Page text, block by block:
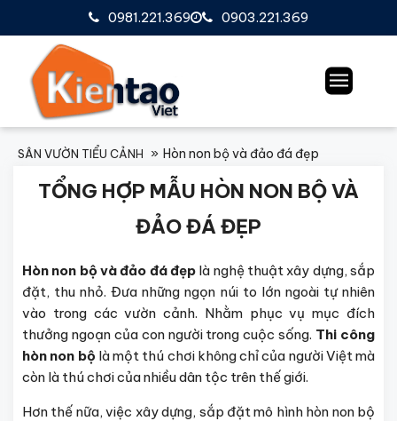
0903.221.369
0981.221.369
SÂN VƯỜN TIỂU CẢNH Hòn non bộ và đảo đá đẹp
TỔNG HỢP MẪU HÒN NON BỘ VÀ
ĐẢO ĐÁ ĐẸP
Hòn non bộ và đảo đá đẹp là nghệ thuật xây dựng, sắp
đặt, thu nhỏ. Đưa những ngọn núi to lớn ngoài tự nhiên
vào trong các vườn cảnh. Nhằm phục vụ mục đích
thưởng ngoạn của con người trong cuộc sống. Thi công
hòn non bộ là một thú chơi không chỉ của người Việt mà
còn là thú chơi của nhiều dân tộc trên thế giới.
Hơn thế nữa, việc xây dựng, sắp đặt mô hình hòn non bộ